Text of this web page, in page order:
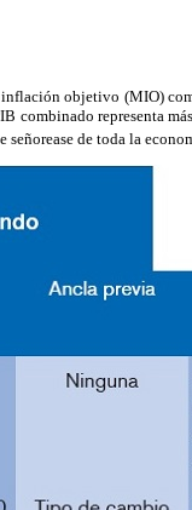
objetivo (MIO)
representa
señorease de toda la